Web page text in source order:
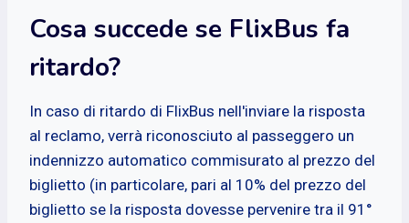
Cosa succede se FlixBus fa
ritardo?
In caso di ritardo di FlixBus nell'inviare la risposta
al reclamo, verrà riconosciuto al passeggero un
indennizzo automatico commisurato al prezzo del
biglietto (in particolare, pari al 10% del prezzo del
biglietto se la risposta dovesse pervenire tra il 91°